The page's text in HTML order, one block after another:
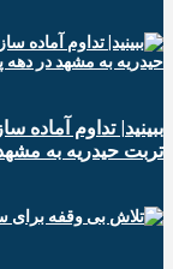
ببینید| تداوم آماده
تربت حیدریه به